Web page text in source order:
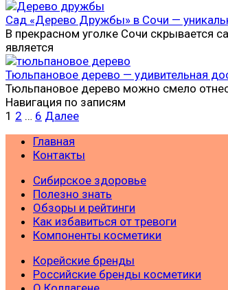
Сад «Дерево Дружбы» в Сочи —
В прекрасном уголке Сочи скрывается
является
Тюльпановое дерево — удивительная
Тюльпановое дерево можно смело
Навигация по записям
1 2 … 6 Далее
Главная
Контакты
Сибирское здоровье
Полезно знать
Обзоры и рейтинги
Как избавиться от тревоги
Компоненты косметики
Корейские бренды
Российские бренды косметики